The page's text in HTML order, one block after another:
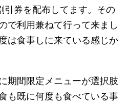
引券を配布してます。その
で利用兼ねて行って来まし
は食事しに来ている感じか
期間限定メニューが選択肢
も既に何度も食べている事